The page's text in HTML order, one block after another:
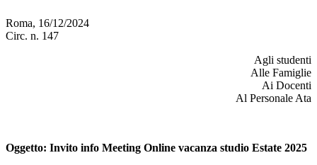
Roma, 16/12/2024
Circ. n. 147
Agli studenti
Alle Famiglie
Ai Docenti
Al Personale Ata
Oggetto: Invito info Meeting Online vacanza studio Estate 2025